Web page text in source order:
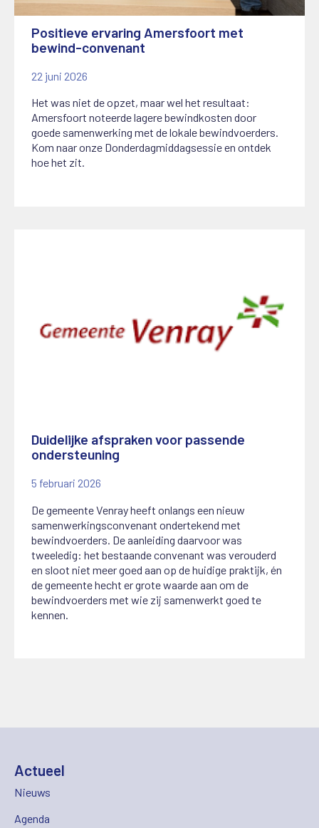
Positieve ervaring Amersfoort met
bewind-convenant
22 juni 2026
Het was niet de opzet, maar wel het resultaat:
Amersfoort noteerde lagere bewindkosten door
goede samenwerking met de lokale bewindvoerders.
Kom naar onze Donderdagmiddagsessie en ontdek
hoe het zit.
Duidelijke afspraken voor passende
ondersteuning
5 februari 2026
De gemeente Venray heeft onlangs een nieuw
samenwerkingsconvenant ondertekend met
bewindvoerders. De aanleiding daarvoor was
tweeledig: het bestaande convenant was verouderd
en sloot niet meer goed aan op de huidige praktijk, én
de gemeente hecht er grote waarde aan om de
bewindvoerders met wie zij samenwerkt goed te
kennen.
Actueel
Nieuws
Agenda